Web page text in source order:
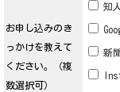
お申し込みのき
っかけを教えて
ください。（複
数選択可）
知
新